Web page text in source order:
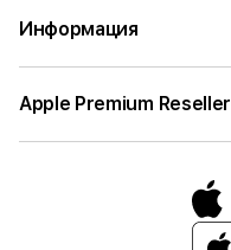
Информация
Apple Premium Reseller